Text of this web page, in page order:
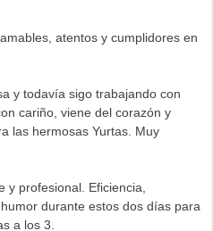
atentos y cumplidores en
y todavía sigo trabajando con
cariño, viene del corazón y
las hermosas Yurtas. Muy
y profesional. Eficiencia,
durante estos dos días para
a los 3.